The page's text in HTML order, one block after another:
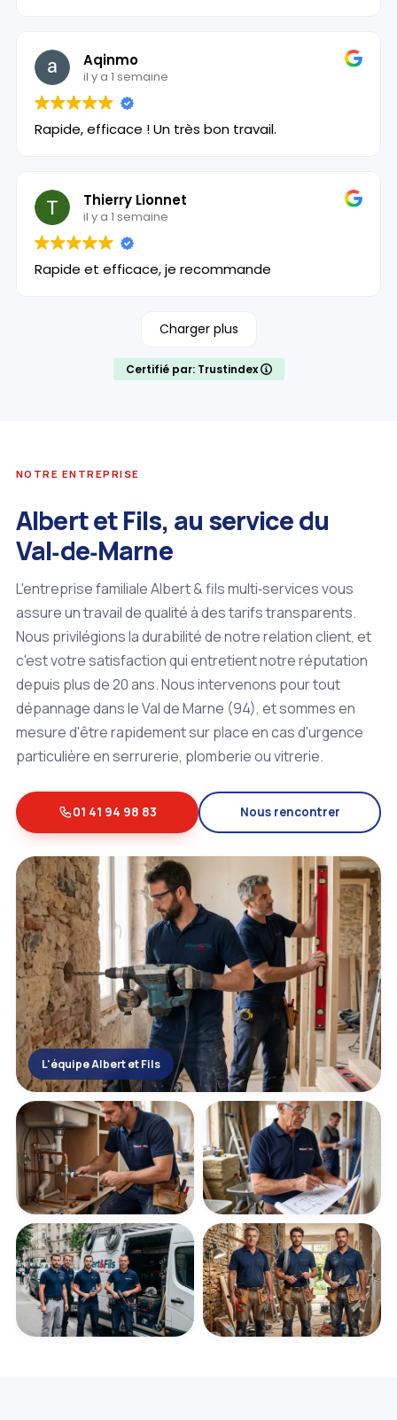
Aqinmo
il y a 1 semaine
Rapide, efficace ! Un très bon travail.
Thierry Lionnet
il y a 1 semaine
Rapide et efficace, je recommande
Charger plus
Certifié par: Trustindex
NOTRE ENTREPRISE
Albert et Fils, au service du
Val‑de‑Marne
L'entreprise familiale Albert & fils multi‑services vous
assure un travail de qualité à des tarifs transparents.
Nous privilégions la durabilité de notre relation client, et
c'est votre satisfaction qui entretient notre réputation
depuis plus de 20 ans. Nous intervenons pour tout
dépannage dans le Val de Marne (94), et sommes en
mesure d'être rapidement sur place en cas d'urgence
particulière en serrurerie, plomberie ou vitrerie.
01 41 94 98 83 Nous rencontrer
L'équipe Albert et Fils